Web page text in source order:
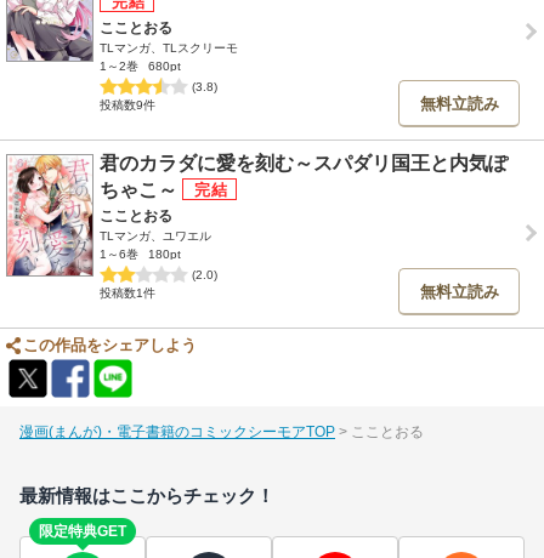
こことおる
TLマンガ、TLスクリーモ
1～2巻
680pt
(3.8)
投稿数9件
無料立読み
君のカラダに愛を刻む～スパダリ国王と内気ぽ
ちゃこ～
こことおる
TLマンガ、ユワエル
1～6巻
180pt
(2.0)
投稿数1件
無料立読み
この作品をシェアしよう
漫画(まんが)・電子書籍のコミックシーモアTOP こことおる
最新情報はここからチェック！
限定特典GET